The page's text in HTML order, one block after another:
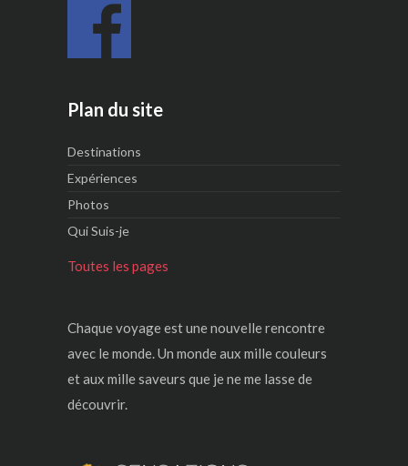
Plan du site
Destinations
Expériences
Photos
Qui Suis-je
Toutes les pages
Chaque voyage est une nouvelle rencontre
avec le monde. Un monde aux mille couleurs
et aux mille saveurs que je ne me lasse de
découvrir.